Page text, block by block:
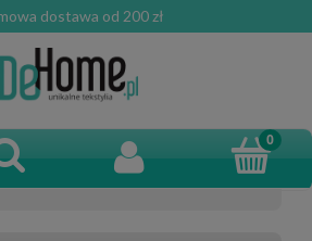
dostawa od 200 zł